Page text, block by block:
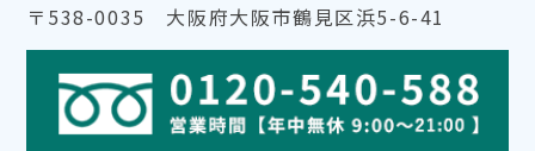
〒538-0035 大阪府大阪市鶴見区浜5-6-41